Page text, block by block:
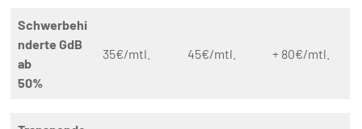
Schwerbehi
nderte GdB
ab
50%
35€/mtl. 45€/mtl. + 80€/mtl.